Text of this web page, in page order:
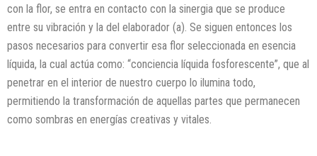
con la flor, se entra en contacto con la sinergia que se produce
entre su vibración y la del elaborador (a). Se siguen entonces los
pasos necesarios para convertir esa flor seleccionada en esencia
líquida, la cual actúa como: “conciencia líquida fosforescente”, que al
penetrar en el interior de nuestro cuerpo lo ilumina todo,
permitiendo la transformación de aquellas partes que permanecen
como sombras en energías creativas y vitales.